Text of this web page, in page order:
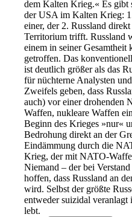
dem Kalten Krieg.« Es gibt
der USA im Kalten Krieg:
einer, der 2. Russland
Territorium trifft. Russland
einem in seiner Gesamtheit
getroffen. Das
ist deutlich größer als das
für nüchterne Analysten
Zweifels geben, dass
auch) vor einer drohenden
Waffen, nukleare Waffen
Beginn des Krieges »nur«
Bedrohung direkt an der
Eindämmung durch die
Krieg, der mit NATO-
Niemand – der bei
hoffen, dass Russland an
wird. Selbst der größte
entweder suizidal
lebt.